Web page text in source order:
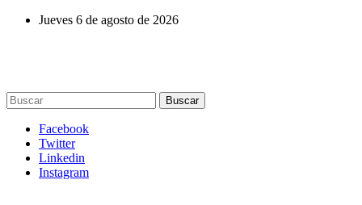
Jueves 6 de agosto de 2026
Buscar
Facebook
Twitter
Linkedin
Instagram